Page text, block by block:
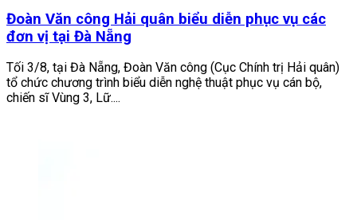
Đoàn Văn công Hải quân biểu diễn phục vụ các
đơn vị tại Đà Nẵng
Tối 3/8, tại Đà Nẵng, Đoàn Văn công (Cục Chính trị Hải quân)
tổ chức chương trình biểu diễn nghệ thuật phục vụ cán bộ,
chiến sĩ Vùng 3, Lữ....